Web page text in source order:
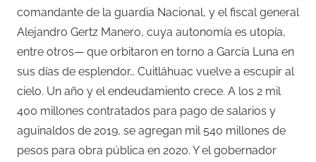
comandante de la guardia Nacional, y el fiscal general
Alejandro Gertz Manero, cuya autonomía es utopía,
entre otros— que orbitaron en torno a García Luna en
sus días de esplendor… Cuitláhuac vuelve a escupir al
cielo. Un año y el endeudamiento crece. A los 2 mil
400 millones contratados para pago de salarios y
aguinaldos de 2019, se agregan mil 540 millones de
pesos para obra pública en 2020. Y el gobernador